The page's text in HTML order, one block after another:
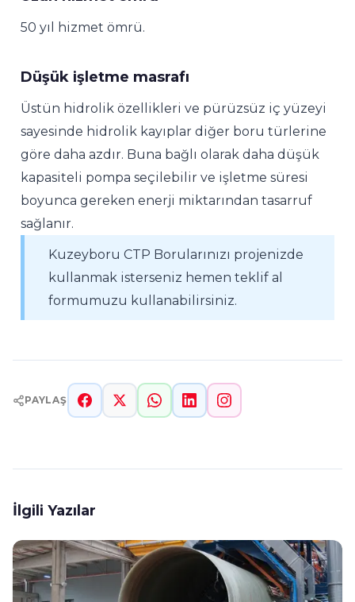
50 yıl hizmet ömrü.
Düşük işletme masrafı
Üstün hidrolik özellikleri ve pürüzsüz iç yüzeyi
sayesinde hidrolik kayıplar diğer boru türlerine
göre daha azdır. Buna bağlı olarak daha düşük
kapasiteli pompa seçilebilir ve işletme süresi
boyunca gereken enerji miktarından tasarruf
sağlanır.
Kuzeyboru CTP Borularınızı projenizde
kullanmak isterseniz hemen teklif al
formumuzu kullanabilirsiniz.
PAYLAŞ
İlgili Yazılar